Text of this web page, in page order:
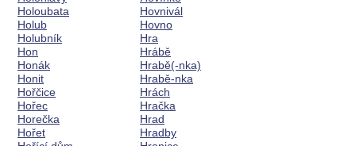
Holoubata
Holub
Holubník
Hon
Honák
Honit
Hořčice
Hořec
Horečka
Hořet
Hovnivál
Hovno
Hra
Hrábě
Hrabě(-nka)
Hrabě-nka
Hrách
Hračka
Hrad
Hradby